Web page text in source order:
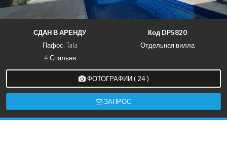
СДАН В АРЕНДУ
Код DP5820
Пафос, Tala
Отдельная вилла
4 Спальня
ФОТОГРАФИИ ( 24 )
ЗАПРОС